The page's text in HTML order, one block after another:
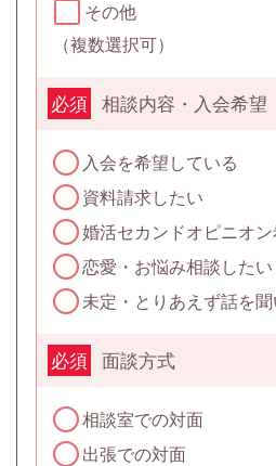
その他
（複数選択可）
相談内容・入会希望
必須
入会を希望している
資料請求したい
婚活セカンドオピニオン
恋愛・お悩み相談したい
未定・とりあえず話を
面談方式
必須
相談室での対面
出張での対面